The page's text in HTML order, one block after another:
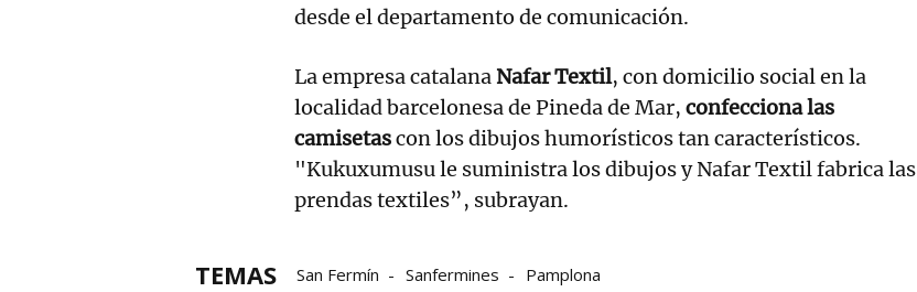
desde el departamento de comunicación.
La empresa catalana Nafar Textil, con domicilio social en la
localidad barcelonesa de Pineda de Mar, confecciona las
camisetascon los dibujos humorísticos tan característicos.
"Kukuxumusu le suministra los dibujos y Nafar Textil fabrica las
prendas textiles”, subrayan.
TEMAS San Fermín Sanfermines Pamplona